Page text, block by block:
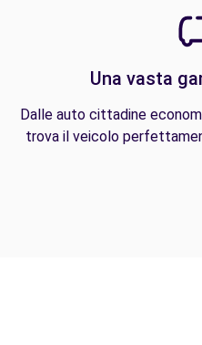
Una vasta
Dalle auto cittadine
trova il veicolo